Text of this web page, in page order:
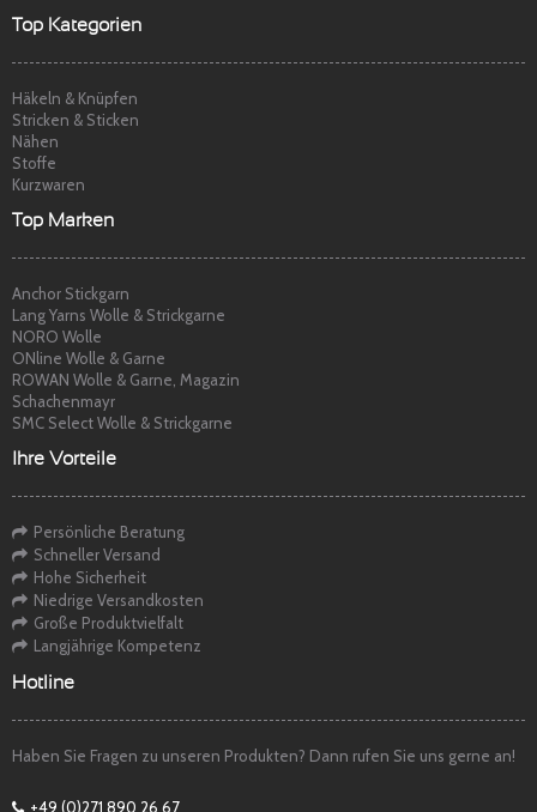
Top Kategorien
Häkeln & Knüpfen
Stricken & Sticken
Nähen
Stoffe
Kurzwaren
Top Marken
Anchor Stickgarn
Lang Yarns Wolle & Strickgarne
NORO Wolle
ONline Wolle & Garne
ROWAN Wolle & Garne, Magazin
Schachenmayr
SMC Select Wolle & Strickgarne
Ihre Vorteile
Persönliche Beratung
Schneller Versand
Hohe Sicherheit
Niedrige Versandkosten
Große Produktvielfalt
Langjährige Kompetenz
Hotline
Haben Sie Fragen zu unseren Produkten? Dann rufen Sie uns gerne an!
+49 (0)271 890 26 67